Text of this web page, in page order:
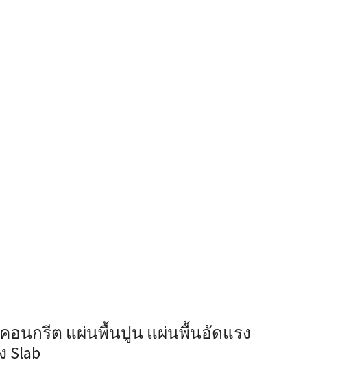
อนกรีต แผ่นพื้นปูน แผ่นพื้นอัดแรง